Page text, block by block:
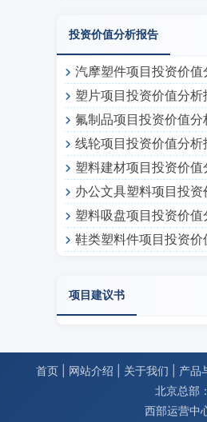
投资价值分析报告
汽摩塑件项目投资价值
塑片项目投资价值分析
氟制品项目投资价值分
线轮项目投资价值分析
塑料建材项目投资价值
办公文具塑料项目投
塑料吸盘项目投资价值
鞋类塑料件项目投资价
项目建议书
首页 网站介绍 关于我们
产品
北京总部
西部运营中